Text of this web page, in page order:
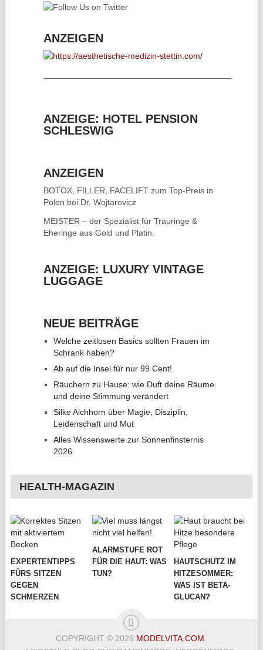
ANZEIGEN
ANZEIGE: HOTEL PENSION
SCHLESWIG
ANZEIGEN
BOTOX, FILLER, FACELIFTzum Top-Preis in
Polen bei Dr. Wojtarovicz
MEISTER – der Spezialist für Trauringe &
Eheringe aus Gold und Platin.
ANZEIGE: LUXURY VINTAGE
LUGGAGE
NEUE BEITRÄGE
Welche zeitlosen Basics sollten Frauen im
Schrank haben?
Ab auf die Insel für nur 99 Cent!
Räuchern zu Hause: wie Duft deine Räume
und deine Stimmung verändert
Silke Aichhorn über Magie, Disziplin,
Leidenschaft und Mut
Alles Wissenswerte zur Sonnenfinsternis
2026
HEALTH-MAGAZIN
EXPERTENTIPPS
FÜRS SITZEN
GEGEN
SCHMERZEN
ALARMSTUFE ROT
FÜR DIE HAUT: WAS
TUN?
HAUTSCHUTZ IM
HITZESOMMER:
WAS IST BETA-
GLUCAN?
COPYRIGHT © 2026 MODELVITA.COM.